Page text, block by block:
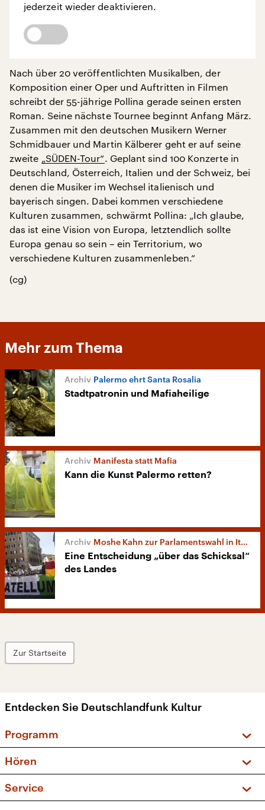
jederzeit wieder deaktivieren.
Nach über 20 veröffentlichten Musikalben, der
Komposition einer Oper und Auftritten in Filmen
schreibt der 55-jährige Pollina gerade seinen ersten
Roman. Seine nächste Tournee beginnt Anfang März.
Zusammen mit den deutschen Musikern Werner
Schmidbauer und Martin Kälberer geht er auf seine
zweite „SÜDEN-Tour“. Geplant sind 100 Konzerte in
Deutschland, Österreich, Italien und der Schweiz, bei
denen die Musiker im Wechsel italienisch und
bayerisch singen. Dabei kommen verschiedene
Kulturen zusammen, schwärmt Pollina: „Ich glaube,
das ist eine Vision von Europa, letztendlich sollte
Europa genau so sein – ein Territorium, wo
verschiedene Kulturen zusammenleben.“
(cg)
Mehr zum Thema
Palermo ehrt Santa Rosalia
Stadtpatronin und Mafiaheilige
Manifesta statt Mafia
Kann die Kunst Palermo retten?
Moshe Kahn zur Parlamentswahl in Italien
Eine Entscheidung „über das Schicksal“
des Landes
Zur Startseite
Entdecken Sie Deutschlandfunk Kultur
Programm
Sendungen und Podcasts
Musikliste
Hören
Frequenzen (UKW + DAB+)
Service